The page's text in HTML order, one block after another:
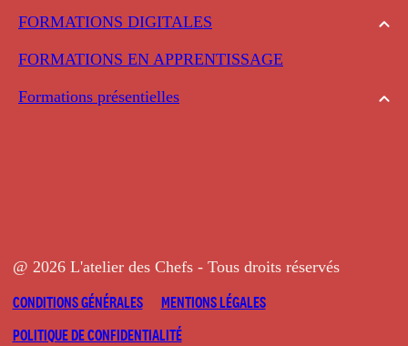
FORMATIONS DIGITALES
FORMATIONS EN APPRENTISSAGE
Formations présentielles
@ 2026 L'atelier des Chefs - Tous droits réservés
CONDITIONS GÉNÉRALES
MENTIONS LÉGALES
POLITIQUE DE CONFIDENTIALITÉ